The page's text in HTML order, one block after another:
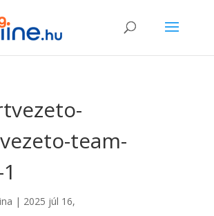
team-
| 2025 júl 16,